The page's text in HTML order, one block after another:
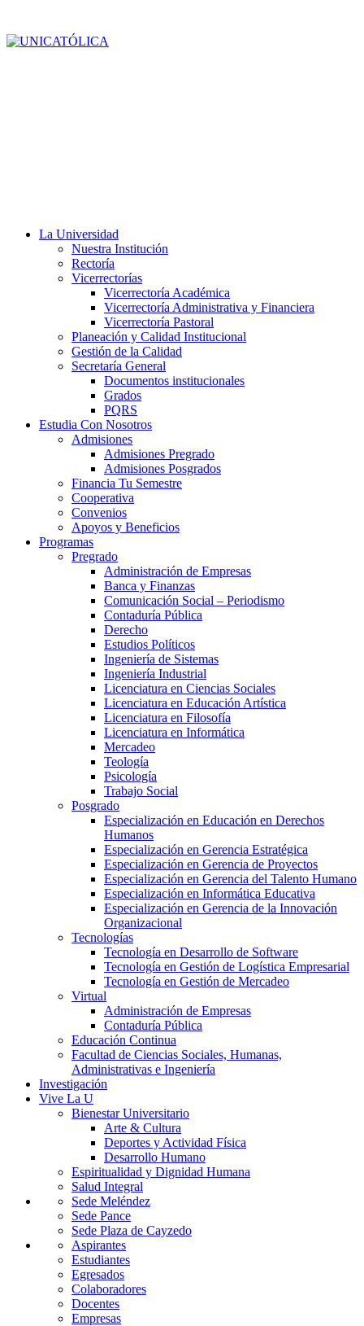
La Universidad
Nuestra Institución
Rectoría
Vicerrectorías
Vicerrectoría Académica
Vicerrectoría Administrativa y Financiera
Vicerrectoría Pastoral
Planeación y Calidad Institucional
Gestión de la Calidad
Secretaría General
Documentos institucionales
Grados
PQRS
Estudia Con Nosotros
Admisiones
Admisiones Pregrado
Admisiones Posgrados
Financia Tu Semestre
Cooperativa
Convenios
Apoyos y Beneficios
Programas
Pregrado
Administración de Empresas
Banca y Finanzas
Comunicación Social – Periodismo
Contaduría Pública
Derecho
Estudios Políticos
Ingeniería de Sistemas
Ingeniería Industrial
Licenciatura en Ciencias Sociales
Licenciatura en Educación Artística
Licenciatura en Filosofía
Licenciatura en Informática
Mercadeo
Teología
Psicología
Trabajo Social
Posgrado
Especialización en Educación en Derechos
Humanos
Especialización en Gerencia Estratégica
Especialización en Gerencia de Proyectos
Especialización en Gerencia del Talento Humano
Especialización en Informática Educativa
Especialización en Gerencia de la Innovación
Organizacional
Tecnologías
Tecnología en Desarrollo de Software
Tecnología en Gestión de Logística Empresarial
Tecnología en Gestión de Mercadeo
Virtual
Administración de Empresas
Contaduría Pública
Educación Continua
Facultad de Ciencias Sociales, Humanas,
Administrativas e Ingeniería
Investigación
Vive La U
Bienestar Universitario
Arte & Cultura
Deportes y Actividad Física
Desarrollo Humano
Espiritualidad y Dignidad Humana
Salud Integral
Sede Meléndez
Sede Pance
Sede Plaza de Cayzedo
Aspirantes
Estudiantes
Egresados
Colaboradores
Docentes
Empresas